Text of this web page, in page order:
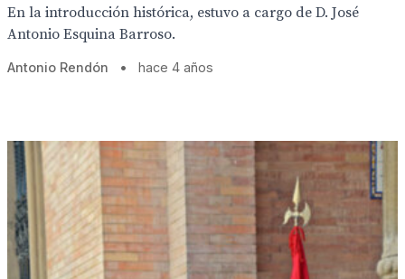
En la introducción histórica, estuvo a cargo de D. José
Antonio Esquina Barroso.
Antonio Rendón • hace 4 años